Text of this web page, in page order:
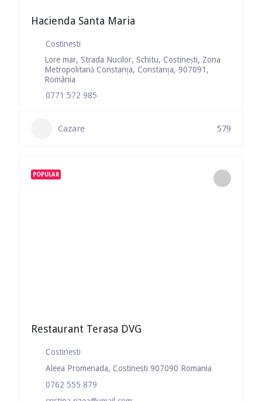
Hacienda Santa Maria
Costinesti
Lore mar, Strada Nucilor, Schitu, Costinești, Zona
Metropolitană Constanța, Constanța, 907091,
România
0771 572 985
Cazare 579
POPULAR
Restaurant Terasa DVG
Costinesti
Aleea Promenada, Costinesti 907090 Romania
0762 555 879